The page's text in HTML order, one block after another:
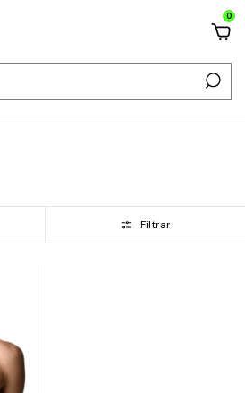
0
Filtrar